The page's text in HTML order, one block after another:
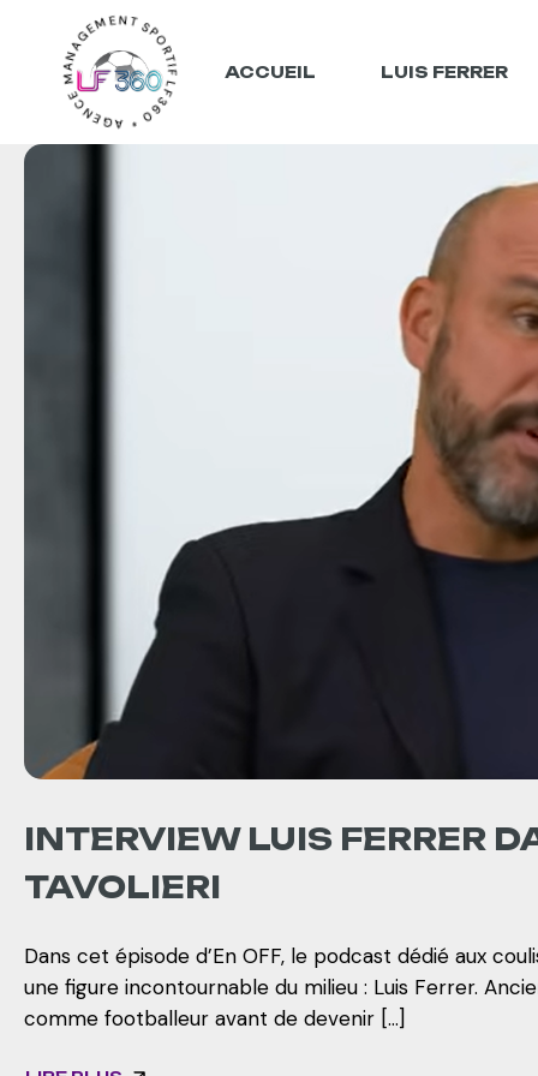
LF360 * AGENCE MANAGEMENT SPORTIF *
ACCUEIL LUIS FERRER
INTERVIEW LUIS FERRER
TAVOLIERI
Dans cet épisode d’En OFF, le podcast dédié aux
une figure incontournable du milieu : Luis Ferrer.
comme footballeur avant de devenir […]